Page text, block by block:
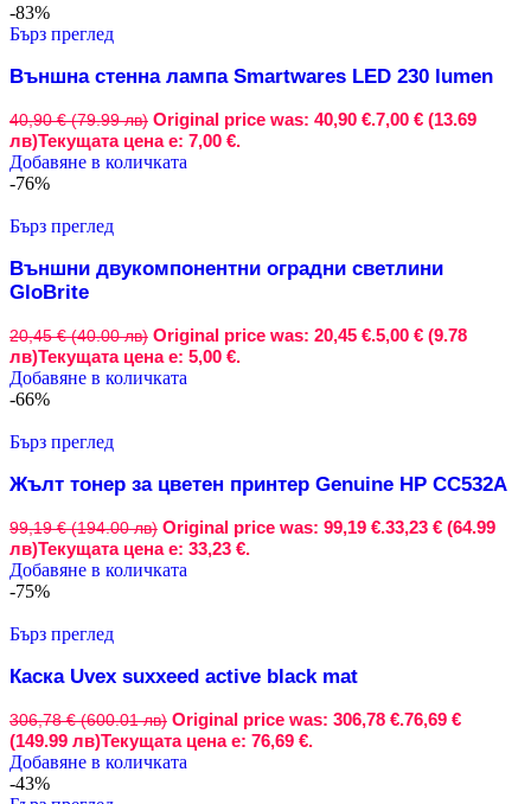
-83%
Бърз преглед
Външна стенна лампа Smartwares LED 230 lumen
40,90 € (79.99 лв) Original price was: 40,90 €.7,00 € (13.69
лв)Текущата цена е: 7,00 €.
Добавяне в количката
-76%
Бърз преглед
Външни двукомпонентни оградни светлини
GloBrite
20,45 € (40.00 лв) Original price was: 20,45 €.5,00 € (9.78
лв)Текущата цена е: 5,00 €.
Добавяне в количката
-66%
Бърз преглед
Жълт тонер за цветен принтер Genuine HP CC532A
99,19 € (194.00 лв) Original price was: 99,19 €.33,23 € (64.99
лв)Текущата цена е: 33,23 €.
Добавяне в количката
-75%
Бърз преглед
Каска Uvex suxxeed active black mat
306,78 € (600.01 лв) Original price was: 306,78 €.76,69 €
(149.99 лв)Текущата цена е: 76,69 €.
Добавяне в количката
-43%